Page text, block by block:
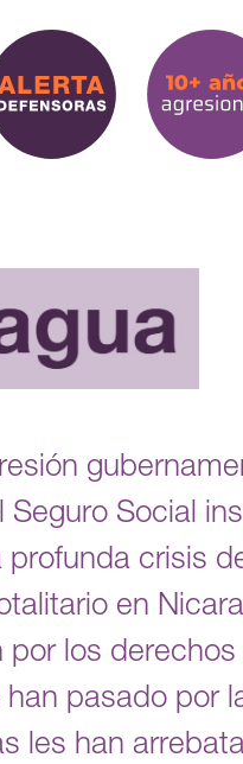
Social
crisis
en
los
pasado por
les han